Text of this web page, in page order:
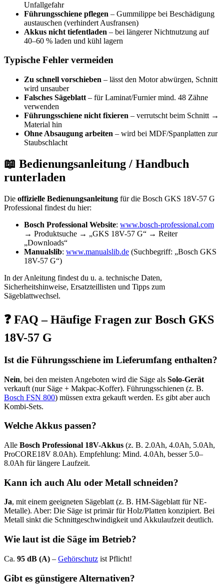
Unfallgefahr
Führungsschiene pflegen – Gummilippe bei Beschädigung
austauschen (verhindert Ausfransen)
Akkus nicht tiefentladen – bei längerer Nichtnutzung auf
40–60 % laden und kühl lagern
Typische Fehler vermeiden
Zu schnell vorschieben – lässt den Motor abwürgen, Schnitt
wird unsauber
Falsches Sägeblatt – für Laminat/Furnier mind. 48 Zähne
verwenden
Führungsschiene nicht fixieren – verrutscht beim Schnitt →
Material hin
Ohne Absaugung arbeiten – wird bei MDF/Spanplatten zur
Staubschlacht
📖 Bedienungsanleitung / Handbuch
runterladen
Die offizielle Bedienungsanleitung für die Bosch GKS 18V-57 G
Professional findest du hier:
Bosch Professional Website: www.bosch-professional.com
→ Produktsuche → „GKS 18V-57 G“ → Reiter
„Downloads“
Manualslib: www.manualslib.de (Suchbegriff: „Bosch GKS
18V-57 G“)
In der Anleitung findest du u. a. technische Daten,
Sicherheitshinweise, Ersatzteillisten und Tipps zum
Sägeblattwechsel.
❓ FAQ – Häufige Fragen zur Bosch GKS
18V-57 G
Ist die Führungsschiene im Lieferumfang enthalten?
Nein, bei den meisten Angeboten wird die Säge als Solo-Gerät
verkauft (nur Säge + Makpac-Koffer). Führungsschienen (z. B.
Bosch FSN 800) müssen extra gekauft werden. Es gibt aber auch
Kombi-Sets.
Welche Akkus passen?
Alle Bosch Professional 18V-Akkus (z. B. 2.0Ah, 4.0Ah, 5.0Ah,
ProCORE18V 8.0Ah). Empfehlung: Mind. 4.0Ah, besser 5.0–
8.0Ah für längere Laufzeit.
Kann ich auch Alu oder Metall schneiden?
Ja, mit einem geeigneten Sägeblatt (z. B. HM-Sägeblatt für NE-
Metalle). Aber: Die Säge ist primär für Holz/Platten konzipiert. Bei
Metall sinkt die Schnittgeschwindigkeit und Akkulaufzeit deutlich.
Wie laut ist die Säge im Betrieb?
Ca. 95 dB (A) – Gehörschutz ist Pflicht!
Gibt es günstigere Alternativen?